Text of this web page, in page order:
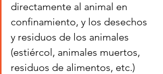
directamente al animal en
confinamiento, y los desechos
y residuos de los animales
(estiércol, animales muertos,
residuos de alimentos, etc.)